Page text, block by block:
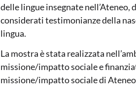
delle lingue insegnate
considerati testimonianze della
lingua.
La mostra è stata realizzata
missione/impatto sociale e
missione/impatto sociale di